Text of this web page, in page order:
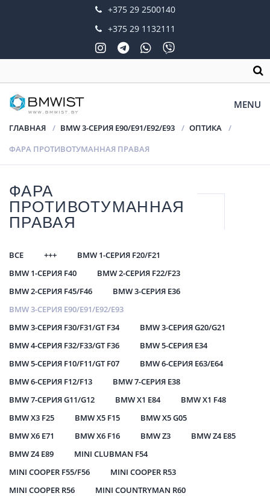
+375 29 2500140
+375 29 1132111
MENU
ГЛАВНАЯ BMW 3-СЕРИЯ E90/E91/E92/E93
ОПТИКА
ФАРА ПРОТИВОТУМАННАЯ ПРАВАЯ
ФАРА
ПРОТИВОТУМАННАЯ
ПРАВАЯ
ВСЕ +++
BMW 1-СЕРИЯ F20/F21
BMW 1-СЕРИЯ F40
BMW 2-СЕРИЯ F22/F23
BMW 2-СЕРИЯ F45/F46
BMW 3-СЕРИЯ E36
BMW 3-СЕРИЯ E90/E91/E92/E93
BMW 3-СЕРИЯ F30/F31/GT F34
BMW 3-СЕРИЯ G20/G21
BMW 4-СЕРИЯ F32/F33/GT F36
BMW 5-СЕРИЯ E34
BMW 5-СЕРИЯ F10/F11/GT F07
BMW 6-СЕРИЯ E63/E64
BMW 6-СЕРИЯ F12/F13
BMW 7-СЕРИЯ E38
BMW 7-СЕРИЯ G11/G12
BMW X1 E84
BMW X1 F48
BMW X3 F25
BMW X5 F15
BMW X5 G05
BMW X6 E71
BMW X6 F16 BMW Z3
BMW Z4 E85
BMW Z4 E89
MINI CLUBMAN F54
MINI COOPER F55/F56
MINI COOPER R53
MINI COOPER R56
MINI COUNTRYMAN R60